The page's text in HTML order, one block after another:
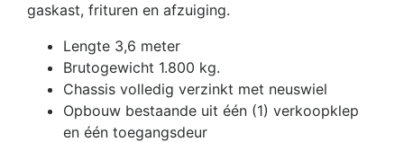
gaskast, frituren en afzuiging.
Lengte 3,6 meter
Brutogewicht 1.800 kg.
Chassis volledig verzinkt met neuswiel
Opbouw bestaande uit één (1) verkoopklep
en één toegangsdeur